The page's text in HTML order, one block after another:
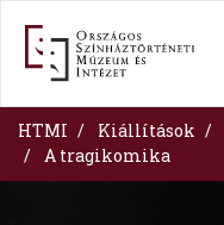
content
HTMI Kiállítások
A tragikomika